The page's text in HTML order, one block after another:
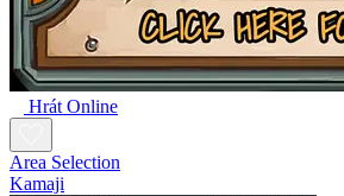
Hrát Online
Area Selection
Kamaji